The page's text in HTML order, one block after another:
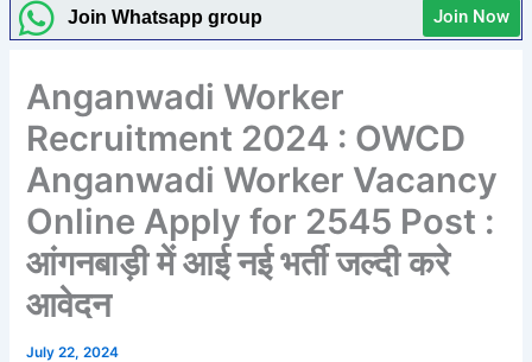
Join Whatsapp group Join Now
Anganwadi Worker
Recruitment 2024 : OWCD
Anganwadi Worker Vacancy
Online Apply for 2545 Post :
आंगनबाड़ी में आई नई भर्ती जल्दी करे
आवेदन
July 22, 2024